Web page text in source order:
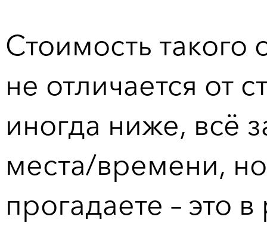
Стоимость такого
не отличается от
иногда ниже, всё
места/времени,
прогадаете – это